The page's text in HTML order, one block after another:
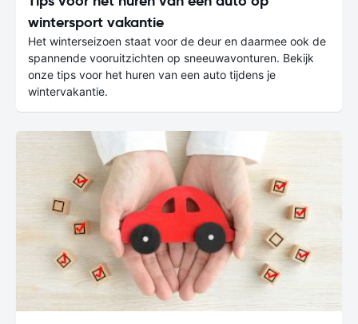
wintersport vakantie
Het winterseizoen staat voor de deur en daarmee ook de
spannende vooruitzichten op sneeuwavonturen. Bekijk
onze tips voor het huren van een auto tijdens je
wintervakantie.